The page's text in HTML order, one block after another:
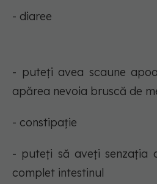
- diaree
- puteți avea scaune
apărea nevoia bruscă de
- constipație
- puteți să aveți senzația
complet intestinul